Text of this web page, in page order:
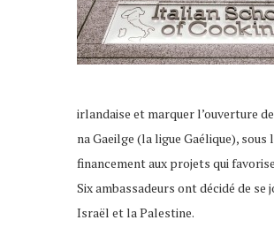
irlandaise et marquer l’ouverture
na Gaeilge (la ligue Gaélique),
financement aux projets qui
Six ambassadeurs ont décidé de
Israël et la Palestine.